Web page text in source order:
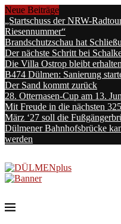
Neue Beiträge
„Startschuss der NRW-
Riesennummer“
Brandschutzschau hat
Der nächste Schritt bei
Die Villa Ostrop bleibt erhalten
B474 Dülmen: Sanierung
Der Sand kommt zurück
28. Otternasen-Cup am 13.
Mit Freude in die nächsten
März ‘27 soll die
Dülmener Bahnhofsbrücke
werden